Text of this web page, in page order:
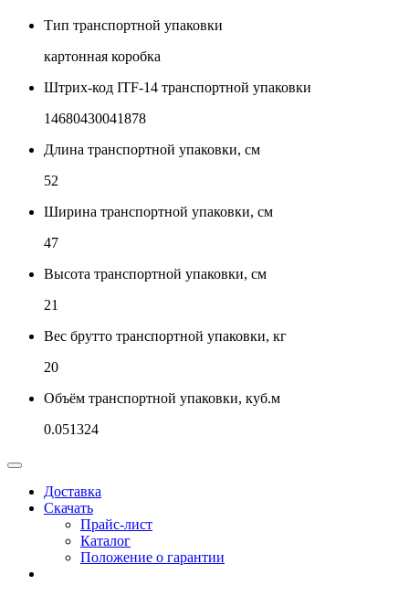
Тип транспортной упаковки
картонная коробка
Штрих-код ITF-14 транспортной упаковки
14680430041878
Длина транспортной упаковки, см
52
Ширина транспортной упаковки, см
47
Высота транспортной упаковки, см
21
Вес брутто транспортной упаковки, кг
20
Объём транспортной упаковки, куб.м
0.051324
Доставка
Скачать
Прайс-лист
Каталог
Положение о гарантии